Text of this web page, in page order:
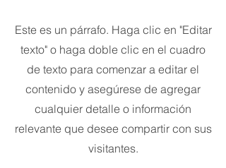
Este es un párrafo. Haga clic en "Editar
texto" o haga doble clic en el cuadro
de texto para comenzar a editar el
contenido y asegúrese de agregar
cualquier detalle o información
relevante que desee compartir con sus
visitantes.